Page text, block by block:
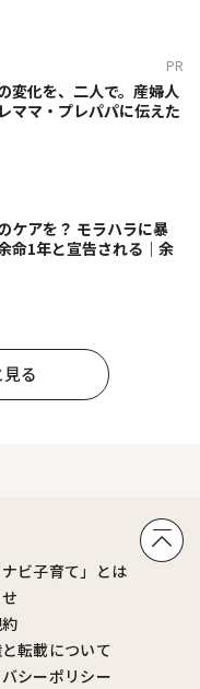
PR
変化を、二人で。産婦人
ママ・プレパパに伝えた
ケアを？ モラハラに暴
1年と宣告される｜余
る
ナビ子育て」とは
転載について
シーポリシー